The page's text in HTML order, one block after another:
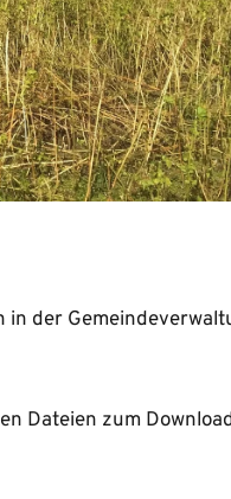
in der
Dateien zum